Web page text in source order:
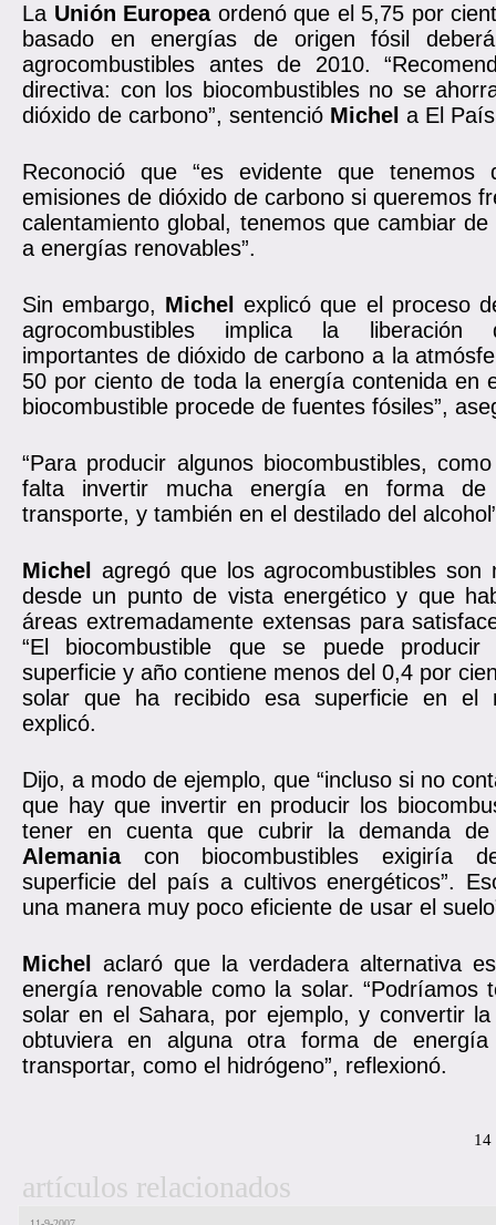
La Unión Europeaordenó que el 5,75 por
basado en energías de origen fósil
agrocombustibles antes de 2010.
directiva: con los biocombustibles no se
dióxido de carbono”, sentenció Michel a El
Reconoció que “es evidente que tenemos
emisiones de dióxido de carbono si queremos
calentamiento global, tenemos que cambiar
a energías renovables”.
Sin embargo, Michel
explicó que el proceso
agrocombustibles implica la liberación
importantes de dióxido de carbono a la
50 por ciento de toda la energía contenida en
biocombustible procede de fuentes fósiles”,
“Para producir algunos biocombustibles,
falta invertir mucha energía en forma de
transporte, y también en el destilado del
Michel
agregó que los agrocombustibles son
desde un punto de vista energético y que
áreas extremadamente extensas para
“El biocombustible que se puede
superficie y año contiene menos del 0,4 por
solar que ha recibido esa superficie en el
explicó.
Dijo, a modo de ejemplo, que “incluso si no
que hay que invertir en producir los
tener en cuenta que cubrir la demanda de
Alemaniacon biocombustibles exigiría
superficie del país a cultivos energéticos”.
una manera muy poco eficiente de usar el
Michel
aclaró que la verdadera alternativa
energía renovable como la solar. “Podríamos
solar en el Sahara, por ejemplo, y convertir
obtuviera en alguna otra forma de
transportar, como el hidrógeno”, reflexionó.
14
artículos relacionados